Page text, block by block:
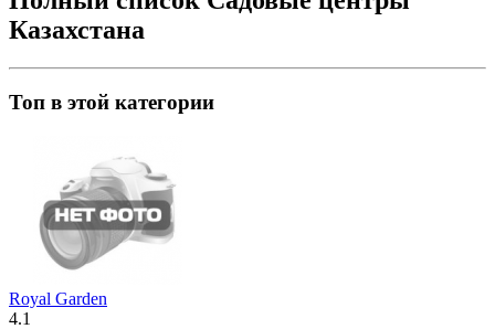
Казахстана
Топ в этой категории
Royal Garden
4.1